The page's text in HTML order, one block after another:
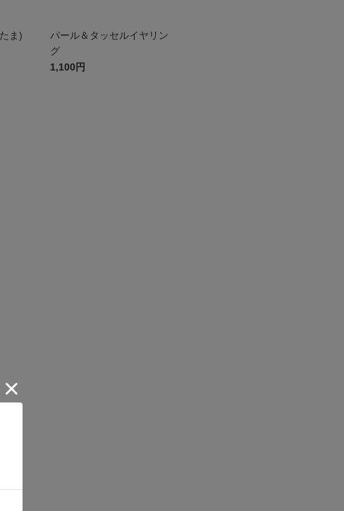
ま)
パール＆タッセルイヤリン
グ
1,100円